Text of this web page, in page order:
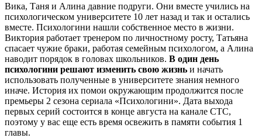
Вика, Таня и Алина давние подруги. Они вместе учились на
психологическом университете 10 лет назад и так и остались
вместе. Психологини нашли собственное место в жизни.
Виктория работает тренером по личностному росту, Татьяна
спасает чужие браки, работая семейным психологом, а Алина
наводит порядок в головах школьников. В один день
психологини решают изменить свою жизнь и начать
использовать полученные в университете знания немного
иначе. История их помои окружающим продолжится после
премьеры 2 сезона сериала «Психологини». Дата выхода
первых серий состоится в конце августа на канале СТС,
поэтому у вас еще есть время освежить в памяти события 1
главы.